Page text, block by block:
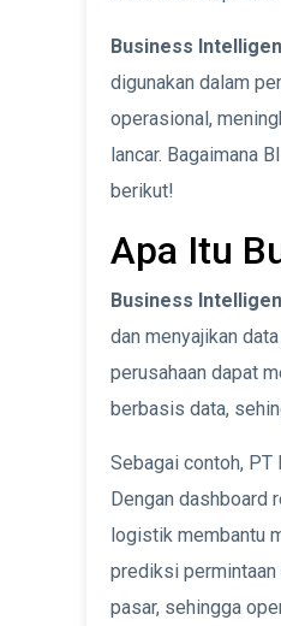
Business
digunakan dalam
operasional,
lancar. Bagaimana
berikut!
Apa Itu
Business
dan menyajikan
perusahaan dapat
berbasis data,
Sebagai contoh,
Dengan dashboard
logistik membantu
prediksi permintaan
pasar, sehingga